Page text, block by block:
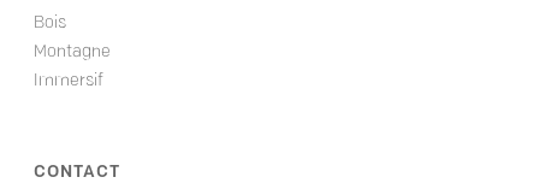
Bois
Montagne
Immersif
CONTACT